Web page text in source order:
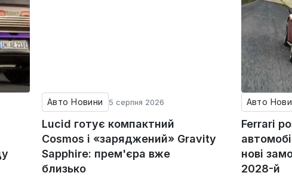
Авто Новини 5 серпня 2026
Lucid готує компактний
Cosmos і «заряджений» Gravity
Sapphire: прем'єра вже
близько
Авто
Ferrari
нові
2028-й